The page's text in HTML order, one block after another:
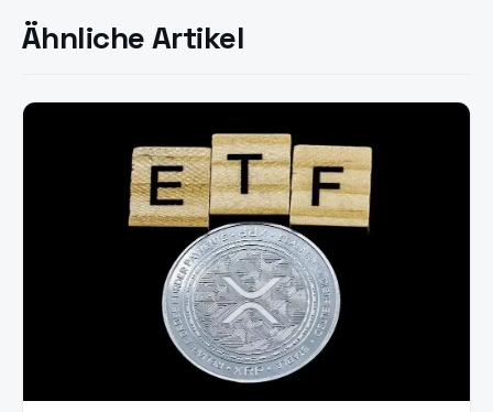
Ähnliche Artikel